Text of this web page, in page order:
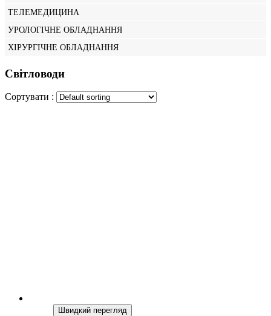
ТЕЛЕМЕДИЦИНА
УРОЛОГІЧНЕ ОБЛАДНАННЯ
ХІРУРГІЧНЕ ОБЛАДНАННЯ
Світловоди
Сортувати :
Швидкий перегляд